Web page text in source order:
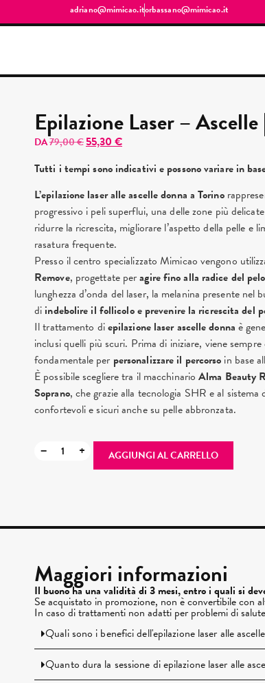
adriano@mimicao.itorbassano@mimicao.it
Epilazione Laser –
DA79,00€55,30€
Tutti i tempi sono indicativi e possono variare in
L’epilazione laser alle ascelle donna a Torino
progressivo i peli superflui, una delle zone più
ridurre la ricrescita, migliorare l’aspetto della pelle
rasatura frequente.
Presso il centro specializzato Mimicao vengono
Remove, progettate peragire fino alla radice del
lunghezza d’onda del laser, la melanina presente
di indebolire il follicolo e prevenire la ricrescita del
Il trattamento diepilazione laser ascelle donna è
inclusi quelli più scuri. Prima di iniziare, viene
fondamentale per personalizzare il percorso in base
È possibile scegliere tra il macchinarioAlma Beauty
Soprano, che grazie alla tecnologia SHR e al
confortevoli e sicuri anche su pelle abbronzata.
− + AGGIUNGI AL CARRELLO
Maggiori informazioni
Il buono ha una validità di 3 mesi, entro i quali si
Se acquistato in promozione, non è convertibile con
In caso di trattamenti non adatti per problemi di
Quali sono i benefici dell'epilazione laser alle
Quanto dura la sessione di epilazione laser alle